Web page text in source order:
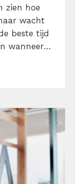
zien hoe
wacht
beste tijd
wanneer